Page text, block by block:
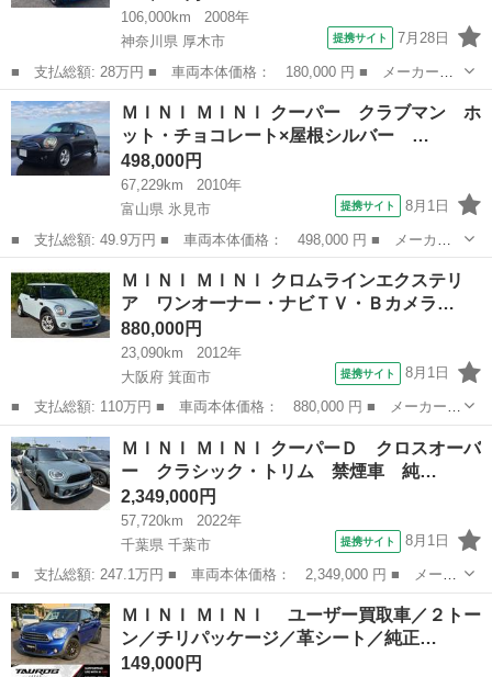
106,000km
2008年
神奈川県 厚木市
提携サイト 7月28日
■ 支払総額: 28万円 ■ 車両本体価格： 180,000 円 ■ メーカー
名： ＭＩＮＩ ■ 車種名： ＭＩＮＩ ■ グレード名： クーパ
ー キーレス ■ 排気量： 1600cc ■ ドア枚数： 3D ■ ミッショ
ン：...
神奈川 厚木市
ＭＩＮＩ ＭＩＮＩ クーパー クラブマン ホ
ット・チョコレート×屋根シルバー …
498,000円
67,229km
2010年
富山県 氷見市
提携サイト 8月1日
■ 支払総額: 49.9万円 ■ 車両本体価格： 498,000 円 ■ メーカー
名： ＭＩＮＩ ■ 車種名： ＭＩＮＩ ■ グレード名： クーパ
ー クラブマン ホット・チョコレート×屋根シルバー ドラレコ キ
セノン ガレ...
富山 氷見市
ＭＩＮＩ ＭＩＮＩ クロムラインエクステリ
ア ワンオーナー・ナビＴＶ・Ｂカメラ…
880,000円
23,090km
2012年
大阪府 箕面市
提携サイト 8月1日
■ 支払総額: 110万円 ■ 車両本体価格： 880,000 円 ■ メーカー
名： ＭＩＮＩ ■ 車種名： ＭＩＮＩ ■ グレード名： クロムラ
インエクステリア ワンオーナー・ナビＴＶ・Ｂカメラ ワン（４
名）クロムライン...
大阪 箕面市
ＭＩＮＩ ＭＩＮＩ クーパーＤ クロスオーバ
ー クラシック・トリム 禁煙車 純…
2,349,000円
57,720km
2022年
千葉県 千葉市
提携サイト 8月1日
■ 支払総額: 247.1万円 ■ 車両本体価格： 2,349,000 円 ■ メーカ
ー名： ＭＩＮＩ ■ 車種名： ＭＩＮＩ ■ グレード名： クーパ
ーＤ クロスオーバー クラシック・トリム 禁煙車 純正８．８イ
ンチナビ...
千葉 千葉市
ＭＩＮＩ ＭＩＮＩ ユーザー買取車／２トー
ン／チリパッケージ／革シート／純正…
149,000円